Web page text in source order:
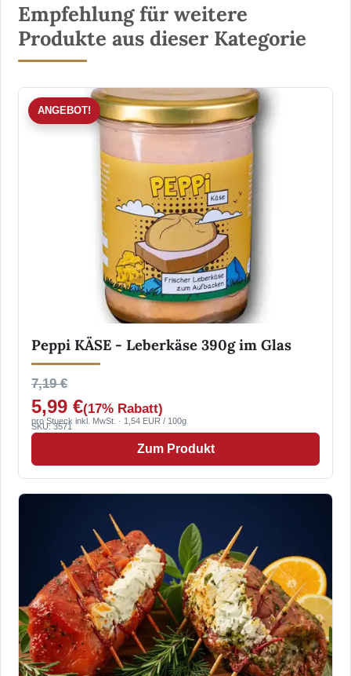
Empfehlung für weitere
Produkte aus dieser Kategorie
ANGEBOT!
Peppi KÄSE - Leberkäse 390g im Glas
7,19 €
5,99 €(17% Rabatt)
pro Stueck inkl. MwSt. · 1,54 EUR / 100g
SKU: 3571
Zum Produkt